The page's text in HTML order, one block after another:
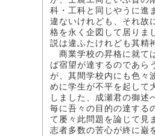
科・工科と同じやうに進
違ないけれども、それ故
格を永く企図して居りま
説は違ふたけれども其精
商業学校の昇格に就て
ば宿望が達するのであら
が、其間学校内にも色々
めに学生が不平を起して
しました、成瀬君の御述
毎に吾々の目的の達する
て屡々此問題を論じて見
志者多数の苦心が終に巌